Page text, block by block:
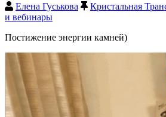
Елена Гуськова Кристальная
и вебинары
Постижение энергии камней)